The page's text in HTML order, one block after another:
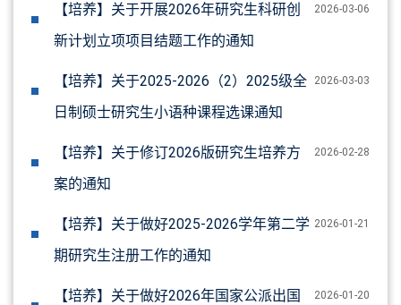
2026-03-06
【培养】关于开展2026年研究生科研创
新计划立项项目结题工作的通知
2026-03-03
【培养】关于2025-2026（2）2025级全
日制硕士研究生小语种课程选课通知
2026-02-28
【培养】关于修订2026版研究生培养方
案的通知
2026-01-21
【培养】关于做好2025-2026学年第二学
期研究生注册工作的通知
2026-01-20
【培养】关于做好2026年国家公派出国